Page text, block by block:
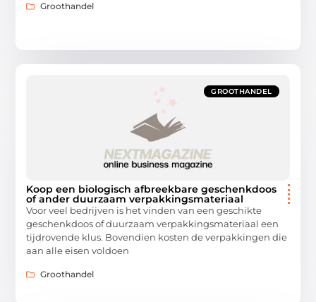
Groothandel
GROOTHANDEL
Koop een biologisch afbreekbare geschenkdoos
of ander duurzaam verpakkingsmateriaal
Voor veel bedrijven is het vinden van een geschikte
geschenkdoos of duurzaam verpakkingsmateriaal een
tijdrovende klus. Bovendien kosten de verpakkingen die
aan alle eisen voldoen
Groothandel